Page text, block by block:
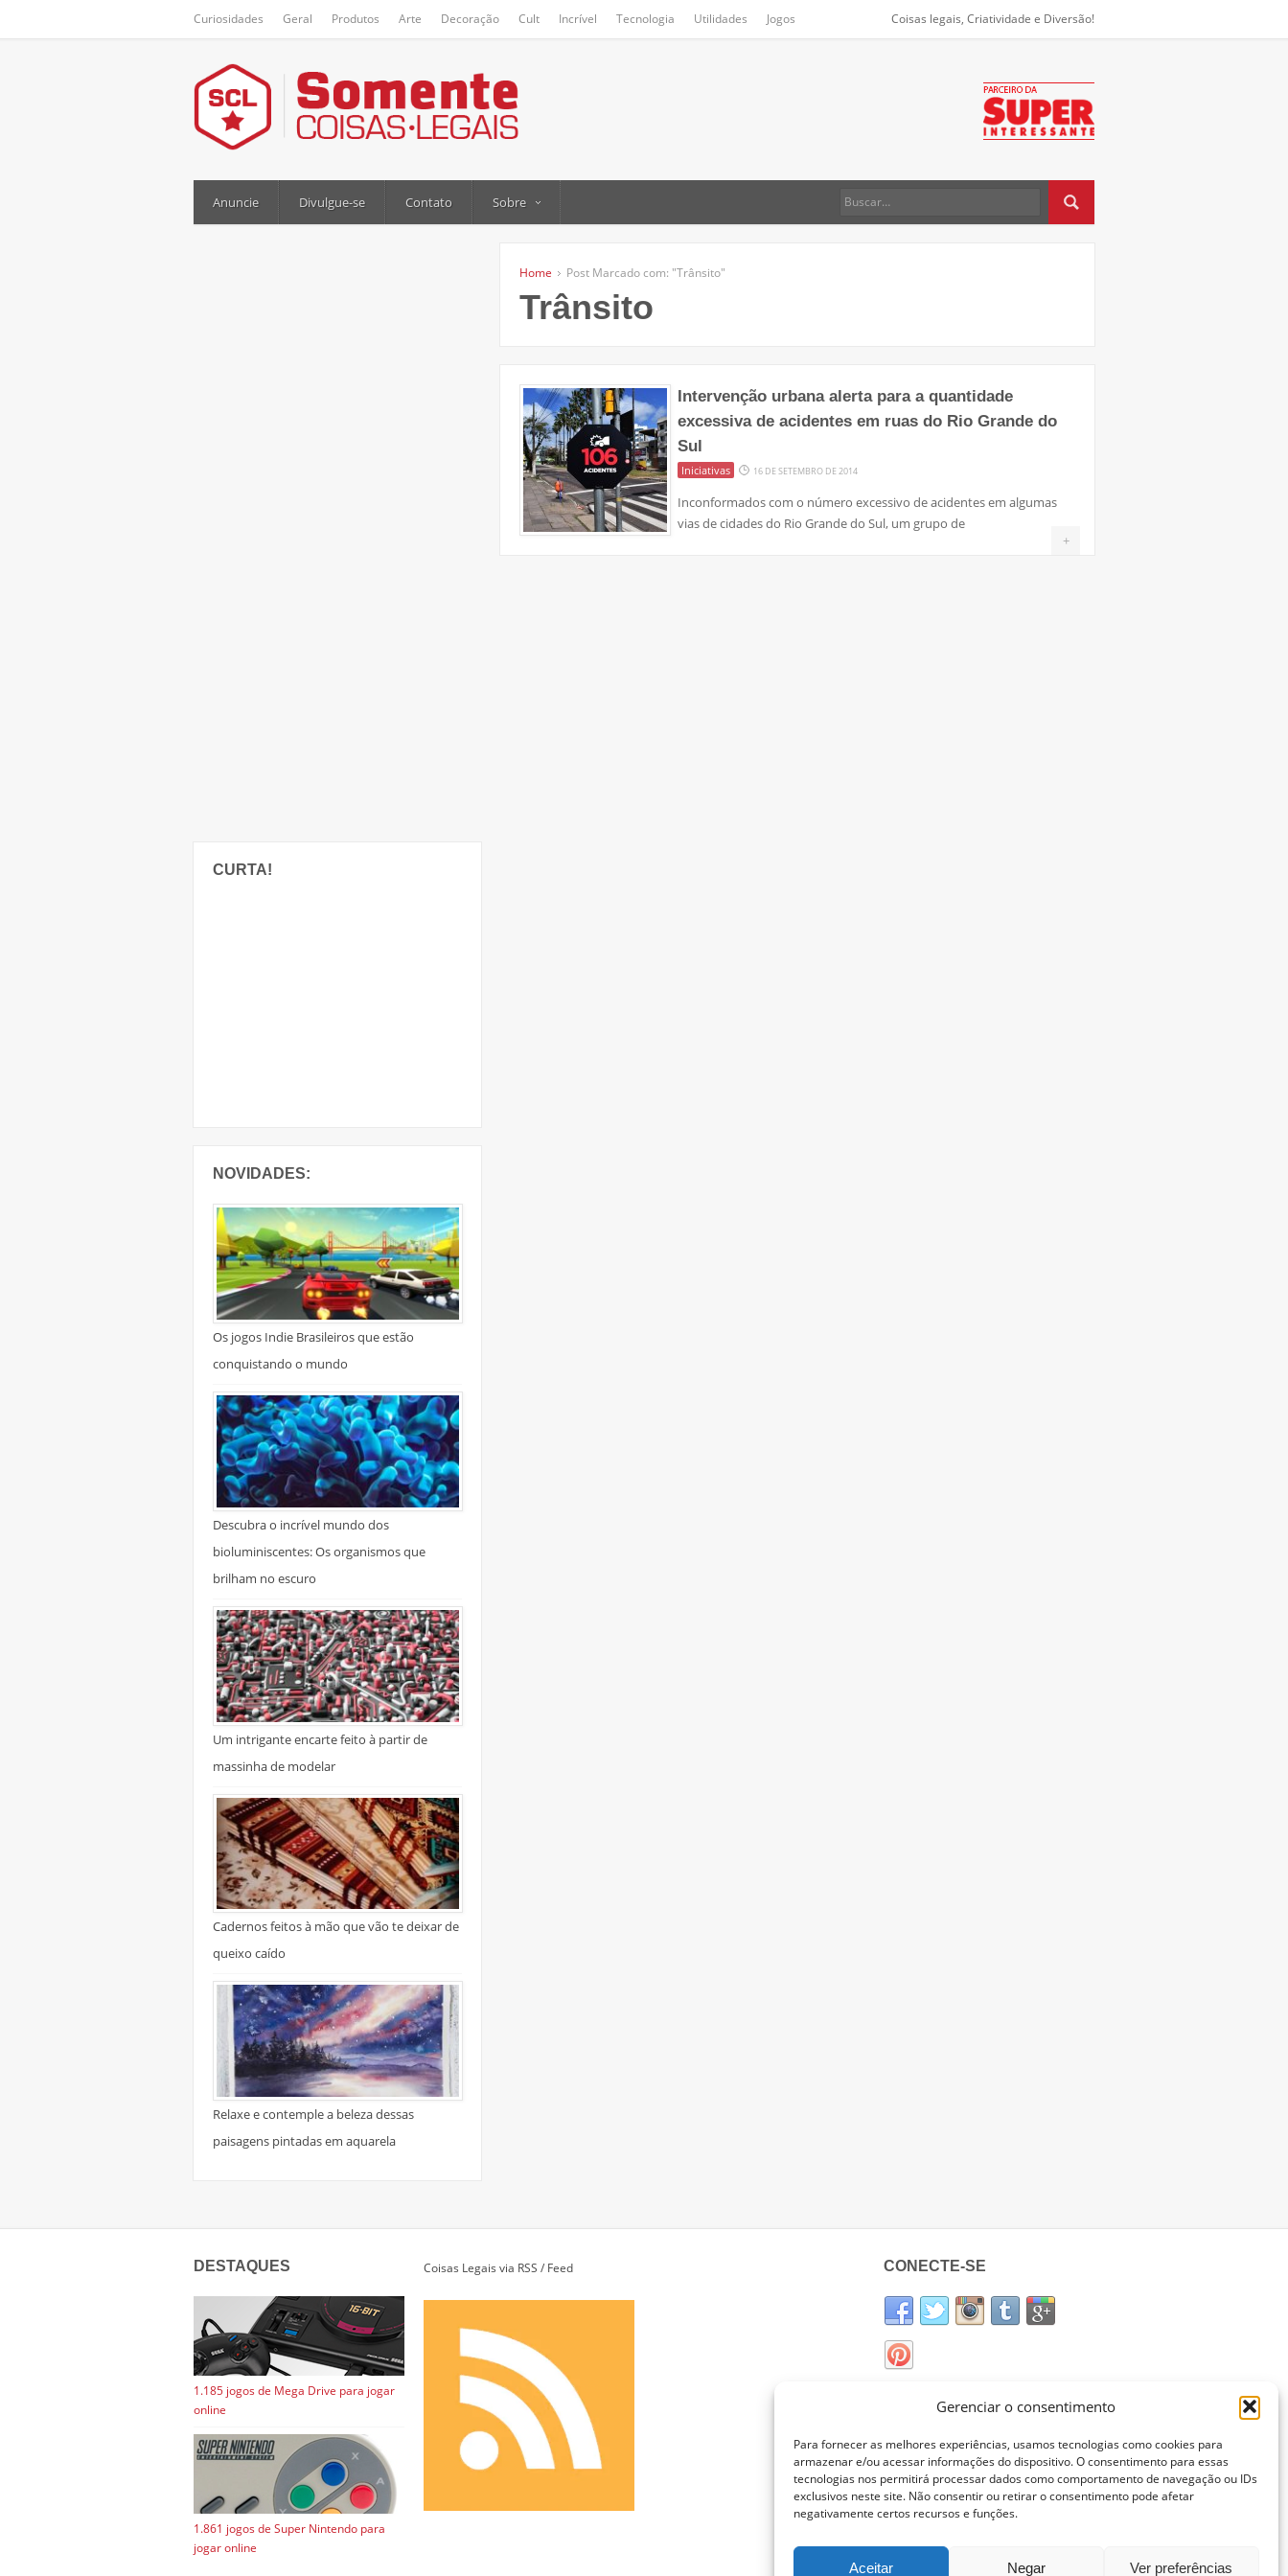
Gerenciar o consentimento
Para fornecer as melhores experiências, usamos tecnologias como cookies para
armazenar e/ou acessar informações do dispositivo. O consentimento para essas
tecnologias nos permitirá processar dados como comportamento de navegação ou IDs
exclusivos neste site. Não consentir ou retirar o consentimento pode afetar
negativamente certos recursos e funções.
Aceitar Negar Ver preferências
Curiosidades Geral Produtos Arte Decoração Cult Incrível Tecnologia Utilidades Jogos Coisas legais, Criatividade e Diversão!
Anuncie Divulgue-se Contato Sobre
CURTA!
NOVIDADES:
Os jogos Indie Brasileiros que estão
conquistando o mundo
Descubra o incrível mundo dos
bioluminiscentes: Os organismos que
brilham no escuro
Um intrigante encarte feito à partir de
massinha de modelar
Cadernos feitos à mão que vão te deixar de
queixo caído
Relaxe e contemple a beleza dessas
paisagens pintadas em aquarela
Home Post Marcado com: "Trânsito"
Trânsito
Intervenção urbana alerta para a quantidade
excessiva de acidentes em ruas do Rio Grande do
Sul
Iniciativas 16 DE SETEMBRO DE 2014
Inconformados com o número excessivo de acidentes em algumas
vias de cidades do Rio Grande do Sul, um grupo de
+
DESTAQUES
1.185 jogos de Mega Drive para jogar
online
1.861 jogos de Super Nintendo para
jogar online
Coisas Legais via RSS / Feed CONECTE-SE